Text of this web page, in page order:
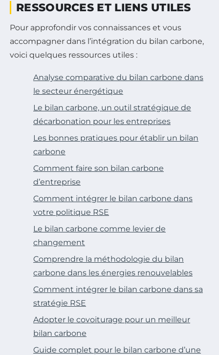
RESSOURCES ET LIENS UTILES
Pour approfondir vos connaissances et vous
accompagner dans l’intégration du bilan carbone,
voici quelques ressources utiles :
Analyse comparative du bilan carbone dans
le secteur énergétique
Le bilan carbone, un outil stratégique de
décarbonation pour les entreprises
Les bonnes pratiques pour établir un bilan
carbone
Comment faire son bilan carbone
d’entreprise
Comment intégrer le bilan carbone dans
votre politique RSE
Le bilan carbone comme levier de
changement
Comprendre la méthodologie du bilan
carbone dans les énergies renouvelables
Comment intégrer le bilan carbone dans sa
stratégie RSE
Adopter le covoiturage pour un meilleur
bilan carbone
Guide complet pour le bilan carbone d’une